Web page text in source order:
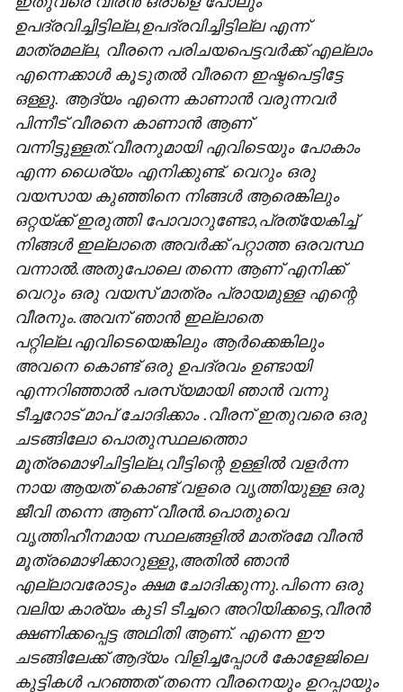
ഉപദ്രവിച്ചിട്ടില്ല,ഉപദ്രവിച്ചിട്ടില്ല എന്ന്
മാത്രമല്ല, വീരനെ പരിചയപെട്ടവര്‍ക്ക് എല്ലാം
എന്നെക്കാള്‍ കൂടുതല്‍ വീരനെ ഇഷ്ടപെട്ടിട്ടേ
ഒള്ളു. ആദ്യം എന്നെ കാണാന്‍ വരുന്നവര്‍
പിന്നീട് വീരനെ കാണാന്‍ ആണ്
വന്നിട്ടുള്ളത്.വീരനുമായി എവിടെയും പോകാം
എന്ന ധൈര്യം എനിക്കുണ്ട്. വെറും ഒരു
വയസായ കുഞ്ഞിനെ നിങ്ങള്‍ ആരെങ്കിലും
ഒറ്റയ്ക്ക് ഇരുത്തി പോവാറുണ്ടോ,പ്രത്യേകിച്ച്
നിങ്ങള്‍ ഇല്ലാതെ അവര്‍ക്ക് പറ്റാത്ത ഒരവസ്ഥ
വന്നാല്‍.അതുപോലെ തന്നെ ആണ് എനിക്ക്
വെറും ഒരു വയസ് മാത്രം പ്രായമുള്ള എന്റെ
വീരനും.അവന് ഞാന്‍ ഇല്ലാതെ
പറ്റില്ല.എവിടെയെങ്കിലും ആര്‍ക്കെങ്കിലും
അവനെ കൊണ്ട് ഒരു ഉപദ്രവം ഉണ്ടായി
എന്നറിഞ്ഞാല്‍ പരസ്യമായി ഞാന്‍ വന്നു
ടീച്ചറോട് മാപ് ചോദിക്കാം .വീരന് ഇതുവരെ ഒരു
ചടങ്ങിലോ പൊതുസ്ഥലത്തൊ
മൂത്രമൊഴിചിട്ടില്ല,വീട്ടിന്റെ ഉള്ളില്‍ വളര്‍ന്ന
നായ ആയത് കൊണ്ട് വളരെ വൃത്തിയുള്ള ഒരു
ജീവി തന്നെ ആണ് വീരന്‍.പൊതുവെ
വൃത്തിഹീനമായ സ്ഥലങ്ങളില്‍ മാത്രമേ വീരന്‍
മൂത്രമൊഴിക്കാറുള്ളു,അതില്‍ ഞാന്‍
എല്ലാവരോടും ക്ഷമ ചോദിക്കുന്നു.പിന്നെ ഒരു
വലിയ കാര്യം കുടി ടീച്ചറെ അറിയിക്കട്ടെ,വീരന്‍
ക്ഷണിക്കപ്പെട്ട അഥിതി ആണ്. എന്നെ ഈ
ചടങ്ങിലേക്ക് ആദ്യം വിളിച്ചപ്പോള്‍ കോളേജിലെ
കുട്ടികള്‍ പറഞ്ഞത് തന്നെ വീരനെയും ഉറപ്പായും